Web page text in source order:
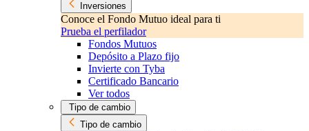
Inversiones
Conoce el Fondo Mutuo ideal para ti
Prueba el perfilador
Fondos Mutuos
Depósito a Plazo fijo
Invierte con Tyba
Certificado Bancario
Ver todos
Tipo de cambio
Tipo de cambio